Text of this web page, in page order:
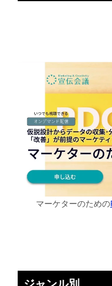
マーケターのための